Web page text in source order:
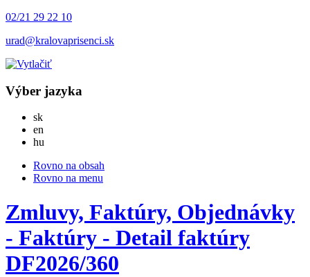
02/21 29 22 10
urad@kralovaprisenci.sk
Výber jazyka
skSlovensky
en
hu
Rovno na obsah
Rovno na menu
Zmluvy, Faktúry, Objednávky
- Faktúry - Detail faktúry
DF2026/360